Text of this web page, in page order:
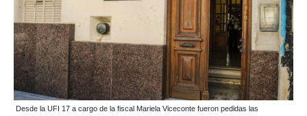
Desde la UFI 17 a cargo de la fiscal Mariela Viceconte fueron pedidas las